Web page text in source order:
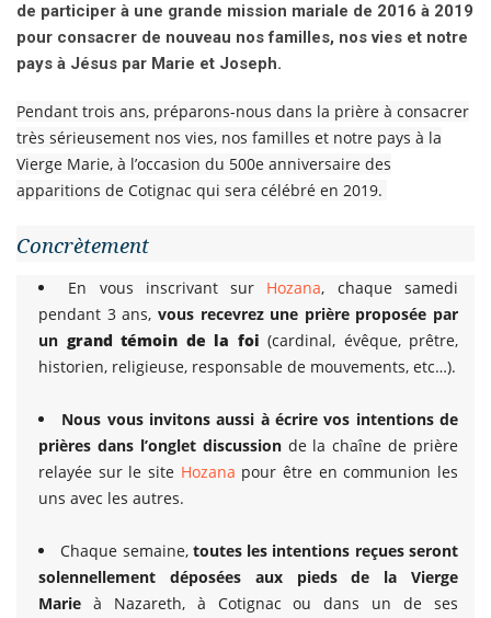
de participer à une grande mission mariale de 2016 à 2019
pour consacrer de nouveau nos familles, nos vies et notre
pays à Jésus par Marie et Joseph.
Pendant trois ans, préparons-nous dans la prière à consacrer
très sérieusement nos vies, nos familles et notre pays à la
Vierge Marie, à l’occasion du 500e anniversaire des
apparitions de Cotignac qui sera célébré en 2019.
Concrètement
En vous inscrivant sur Hozana, chaque samedi
pendant 3 ans, vous recevrez une prière proposée par
un grand témoin de la foi (cardinal, évêque, prêtre,
historien, religieuse, responsable de mouvements, etc…).
Nous vous invitons aussi à écrire vos intentions de
prières dans l’onglet discussionde la chaîne de prière
relayée sur le site Hozana pour être en communion les
uns avec les autres.
Chaque semaine, toutes les intentions reçues seront
solennellement déposées aux pieds de la Vierge
Marie à Nazareth, à Cotignac ou dans un de ses